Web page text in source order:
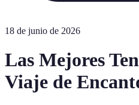
18 de junio de 2026
Las Mejores
Viaje de